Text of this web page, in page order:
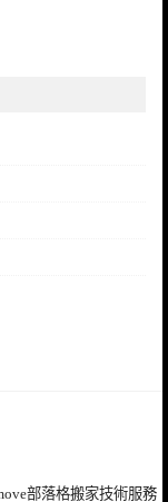
部落格搬家技術服務